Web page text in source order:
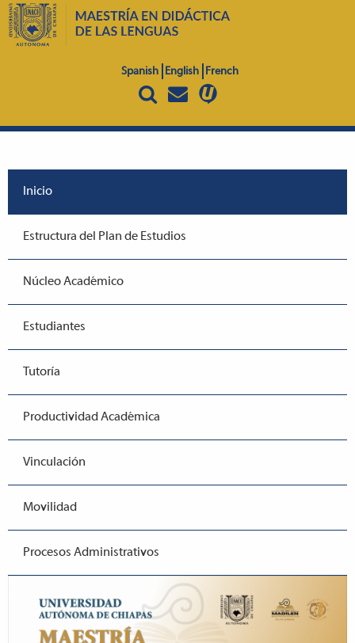
Spanish English French
Inicio
Estructura del Plan de Estudios
Núcleo Académico
Estudiantes
Tutoría
Productividad Académica
Vinculación
Movilidad
Procesos Administrativos